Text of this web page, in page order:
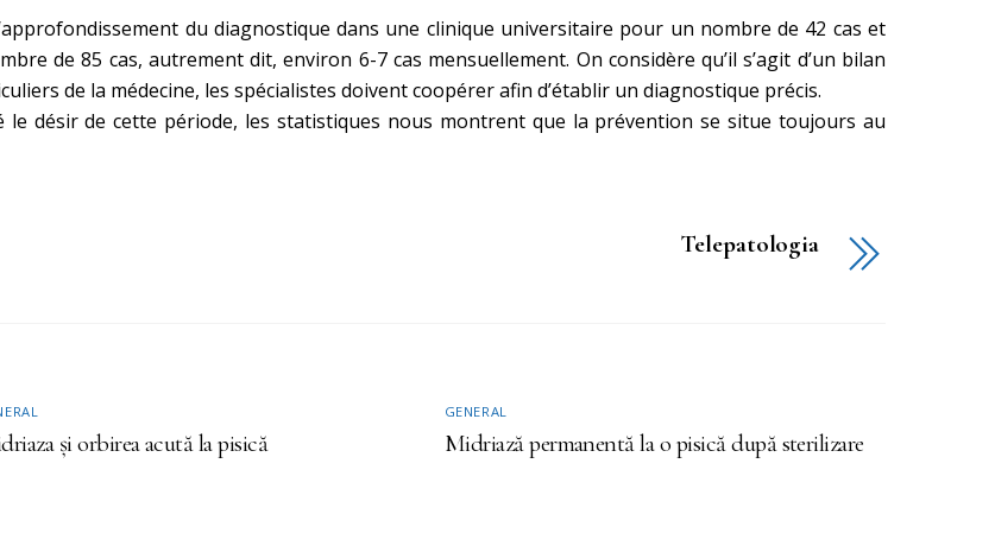
du diagnostique dans une clinique universitaire pour un nombre de 42 cas et
de 85 cas, autrement dit, environ 6-7 cas mensuellement. On considère qu’il s’agit d’un bilan
de la médecine, les spécialistes doivent coopérer afin d’établir un diagnostique précis.
le désir de cette période, les statistiques nous montrent que la prévention se situe toujours au
Telepatologia
și orbirea acută la pisică
GENERAL
Midriază permanentă la o pisică după sterilizare